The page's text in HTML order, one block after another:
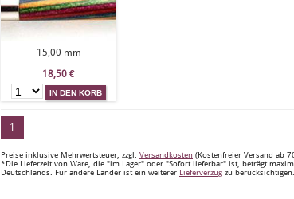
15,00 mm
18,50 €
1
Preise inklusive Mehrwertsteuer, zzgl. Versandkosten (Kostenfreier Versand ab
*Die Lieferzeit von Ware, die "im Lager" oder "Sofort lieferbar" ist, beträgt
Deutschlands. Für andere Länder ist ein weiterer Lieferverzug zu berücksichtigen.